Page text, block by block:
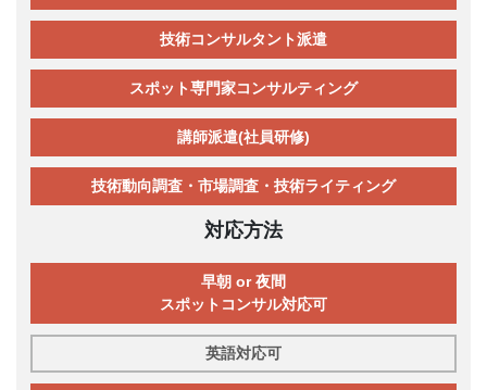
技術コンサルタント派遣
スポット専門家コンサルティング
講師派遣(社員研修)
技術動向調査・市場調査・技術ライティング
対応方法
早朝 or 夜間
スポットコンサル対応可
英語対応可